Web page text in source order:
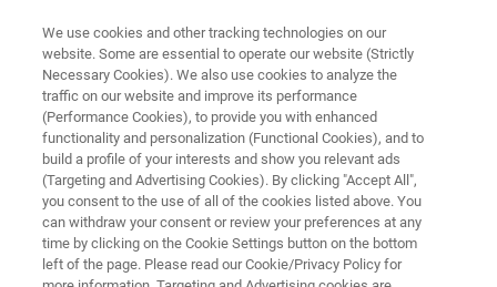
法医学
法医学的薬物分析
薬物分析は、毎年市場に出回るさまざまな違
法薬物と同様に多面的なものです。私たち
は、体内および体外の違法薬物を明確に判定
We use cookies and other tracking technologies on our
website. Some are essential to operate our website (Strictly
Necessary Cookies). We also use cookies to analyze the
traffic on our website and improve its performance
(Performance Cookies), to provide you with enhanced
functionality and personalization (Functional Cookies), and to
build a profile of your interests and show you relevant ads
(Targeting and Advertising Cookies). By clicking "Accept All",
you consent to the use of all of the cookies listed above. You
can withdraw your consent or review your preferences at any
time by clicking on the Cookie Settings button on the bottom
left of the page. Please read our Cookie/Privacy Policy for